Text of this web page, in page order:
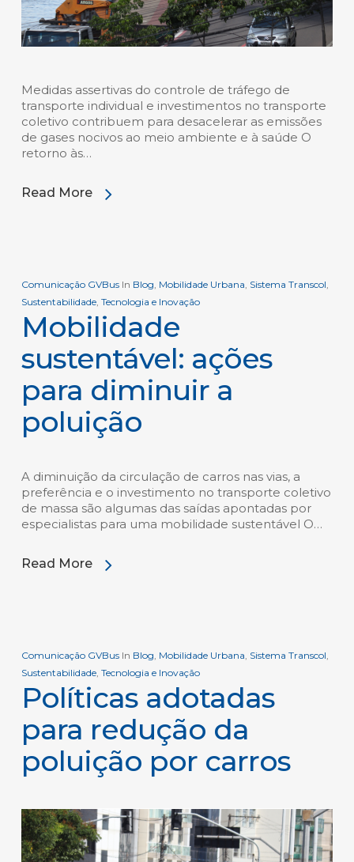
Medidas assertivas do controle de tráfego de
transporte individual e investimentos no transporte
coletivo contribuem para desacelerar as emissões
de gases nocivos ao meio ambiente e à saúde O
retorno às…
Read More
Comunicação GVBus In Blog, Mobilidade Urbana, Sistema Transcol,
Sustentabilidade, Tecnologia e Inovação
Mobilidade
sustentável: ações
para diminuir a
poluição
A diminuição da circulação de carros nas vias, a
preferência e o investimento no transporte coletivo
de massa são algumas das saídas apontadas por
especialistas para uma mobilidade sustentável O…
Read More
Comunicação GVBus In Blog, Mobilidade Urbana, Sistema Transcol,
Sustentabilidade, Tecnologia e Inovação
Políticas adotadas
para redução da
poluição por carros